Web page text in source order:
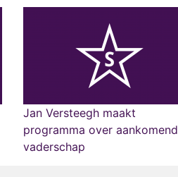
Jan Versteegh maakt
programma over aankomend
vaderschap